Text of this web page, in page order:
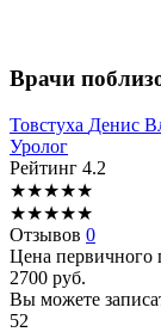
Врачи
Товстуха Денис
Уролог
Рейтинг 4.2
★★★★★
★★★★★
Отзывов 0
Цена первичного
2700 руб.
Вы можете
52